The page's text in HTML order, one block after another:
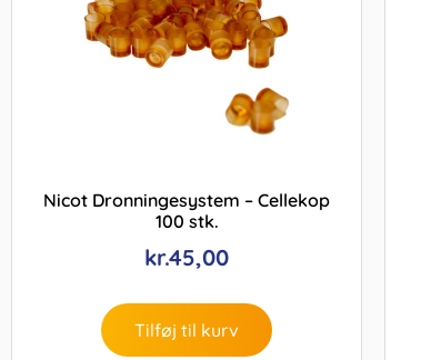
Nicot Dronningesystem – Cellekop
100 stk.
kr.45,00
Tilføj til kurv